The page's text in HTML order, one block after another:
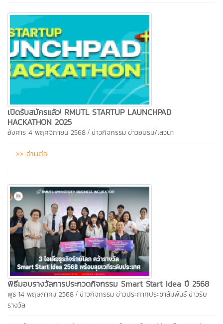
เปิดรับสมัครแล้ว! RMUTL STARTUP LAUNCHPAD
HACKATHON 2025
อังคาร 4 พฤศจิกายน 2568 / ข่าวกิจกรรมข่าวอบรม/เสวนา
>> อ่านต่อ
พิธีมอบรางวัลการประกวดกิจกรรม Smart Start Idea ปี 2568
พุธ 14 พฤษภาคม 2568 / ข่าวกิจกรรมข่าวประกาศประชาสัมพันธ์ข่าวรับ
รางวัล